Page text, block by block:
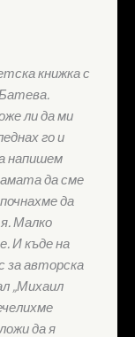
книжка с
ли да ми
го и
напишем
да сме
да
Малко
И къде на
за авторска
„Михаил
да я